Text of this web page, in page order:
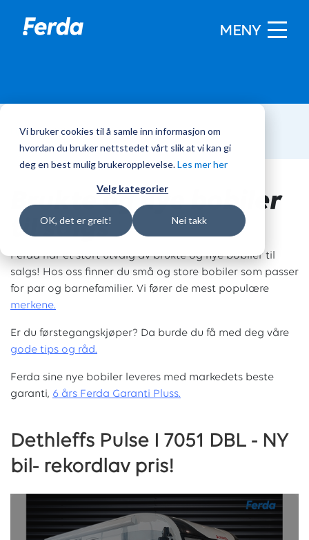
Vi bruker cookies til å samle inn informasjon om
hvordan du bruker nettstedet vårt slik at vi kan gi
deg en best mulig brukeropplevelse.Les mer her
Velg kategorier
OK, det er greit! Nei takk
MENY
Hjem/Bobiler
Brukte og nye bobiler
til salgs
Ferda har et stort utvalg av brukte og nye bobiler til
salgs! Hos oss finner du små og store bobiler som passer
for par og barnefamilier. Vi fører de mest populære
merkene.
Er du førstegangskjøper? Da burde du få med deg våre
gode tips og råd.
Ferda sine nye bobiler leveres med markedets beste
garanti, 6 års Ferda Garanti Pluss.
Dethleffs Pulse I 7051 DBL - NY
bil- rekordlav pris!